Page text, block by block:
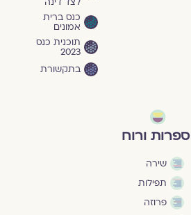
כנס ברית
אמונים
תוכנית כנס
2023
בתקשורת
ספרות ורוח
שירה
תפילות
פרוזה